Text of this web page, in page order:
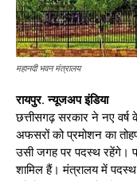
महानदी भवन मंत्रालय
रायपुर. न्यूजअप इंडिया
छत्तीसगढ़ सरकार ने नए
अफसरों को प्रमोशन का
उसी जगह पर पदस्थ रहेंगे।
शामिल हैं। मंत्रालय में